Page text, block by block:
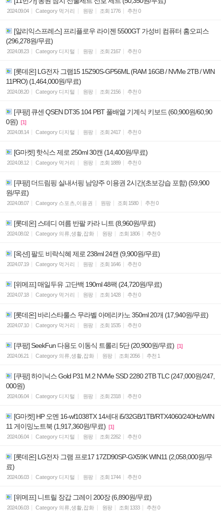
2024.09.04 Category 먹거리 원팡 조회 1776 추천 0
[알리익스프레스] 프리플로우 라이젠 5500GT 가성비 컴퓨터 홈오피스
(296,278원/무료)
2024.08.23 Category 디지털 원팡 조회 2167 추천 0
[롯데온] LG전자 그램15 15Z90S-GP56ML (RAM 16GB / NVMe 2TB / WIN
11PRO) (1,464,000원/무료)
2024.08.20 Category 디지털 원팡 조회 2156 추천 0
[쿠팡] 큐센 QSEN DT35 104 PBT 풀배열 기계식 키보드 (60,900원/60,90
0원) [1]
2024.08.14
Category 디지털 원팡 조회 2417 추천 0
[G마켓] 핫식스 제로 250ml 30캔 (14,400원/무료)
2024.08.12 Category 먹거리 원팡 조회 1889 추천 0
[쿠팡] 더드림핑 실내서핑 남양주 이용권 2시간(초보강습 포함) (59,900
원/무료)
2024.08.07 Category 스포츠,이용권 원팡 조회 1580 추천 0
[롯데온] 스테디 여름 반팔 카라 니트 (8,960원/무료)
2024.08.02 Category 의류,생활,잡화 원팡 조회 1806 추천 0
[옥션] 팔도 비락식혜 제로 238ml 24캔 (9,900원/무료)
2024.07.19 Category 먹거리 원팡 조회 1646 추천 0
[위메프] 매일두유 고단백 190ml 48팩 (24,720원/무료)
2024.07.18 Category 먹거리 원팡 조회 1428 추천 0
[롯데온] 바리스타룰스 무라벨 아메리카노 350ml 20개 (17,940원/무료)
2024.07.10 Category 먹거리 원팡 조회 1535 추천 0
[쿠팡] SeekFun 다용도 이동식 트롤리 5단 (20,900원/무료) [1]
2024.06.21
Category 의류,생활,잡화 원팡 조회 2056 추천 1
[쿠팡] 하이닉스 Gold P31 M.2 NVMe SSD 2280 2TB TLC (247,000원/247,
000원)
2024.06.04 Category 디지털 원팡 조회 2318 추천 0
[G마켓] HP 오멘 16-wf1038TX 14세대 i5/32GB/1TB/RTX4060/240Hz/WIN
11 게이밍노트북 (1,917,360원/무료) [1]
2024.06.04
Category 디지털 원팡 조회 2262 추천 0
[롯데온] LG전자 그램 프로17 17ZD90SP-GX59K WIN11 (2,058,000원/무
료)
2024.06.03 Category 디지털 원팡 조회 1744 추천 0
[위메프] 니트릴 장갑 그레이 200장 (6,890원/무료)
2024.06.03 Category 의류,생활,잡화 원팡 조회 1333 추천 0